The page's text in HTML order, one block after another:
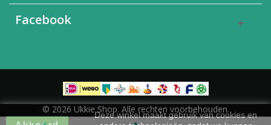
Facebook
Deze winkel maakt gebruik van cookies en
© 2026 Ukkie Shop. Alle rechten voorbehouden.